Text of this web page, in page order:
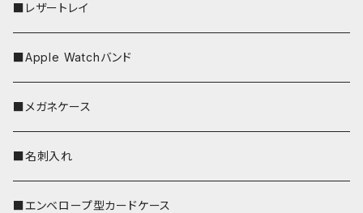
■レザートレイ
■Apple Watchバンド
■メガネケース
■名刺入れ
■エンベロープ型カードケース